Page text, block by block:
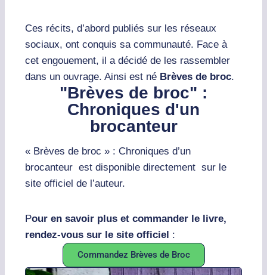
Ces récits, d’abord publiés sur les réseaux
sociaux, ont conquis sa communauté. Face à
cet engouement, il a décidé de les rassembler
dans un ouvrage. Ainsi est né Brèves de broc.
"Brèves de broc" :
Chroniques d'un
brocanteur
« Brèves de broc » : Chroniques d’un
brocanteur est disponible directement sur le
site officiel de l’auteur.
Pour en savoir plus et commander le livre,
rendez-vous sur le site officiel :
Commandez Brèves de Broc